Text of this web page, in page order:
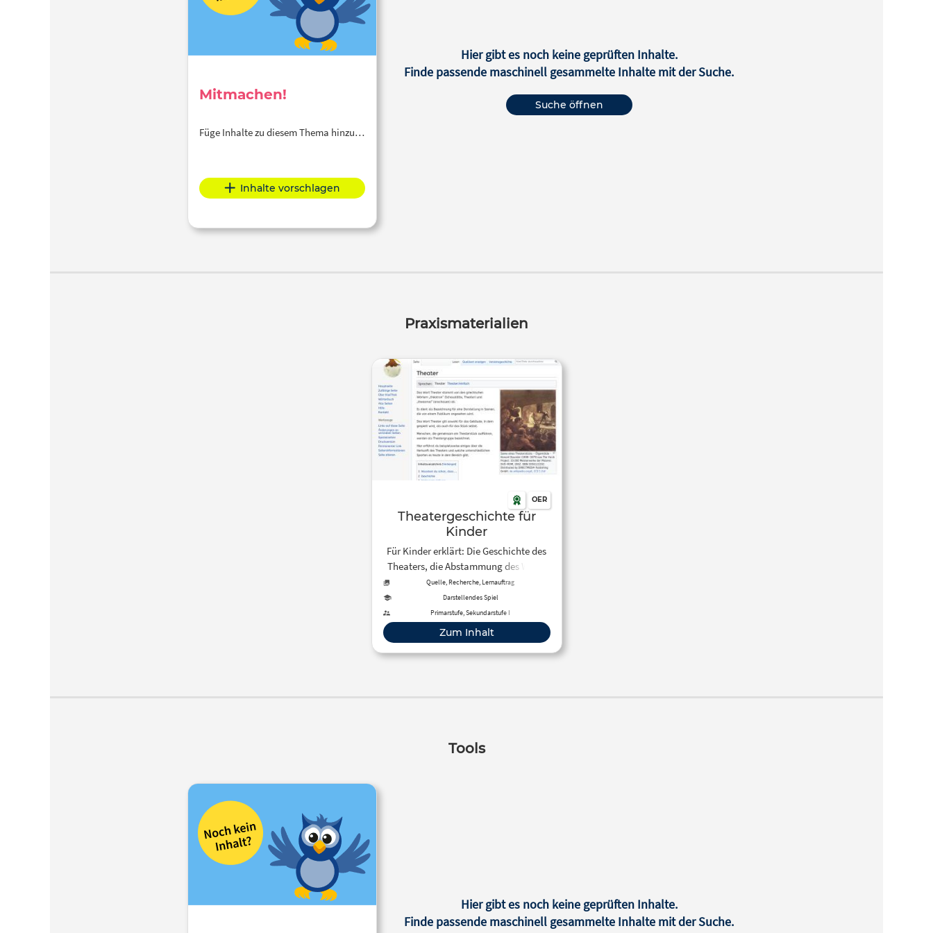
Mitmachen!
Füge Inhalte zu diesem Thema hinzu…
Inhalte vorschlagen
Hier gibt es noch keine geprüften Inhalte.
Finde passende maschinell gesammelte Inhalte mit der Suche.
Suche öffnen
Praxismaterialien
OER
Theatergeschichte für
Kinder
Für Kinder erklärt: Die Geschichte des
Theaters, die Abstammung des Worts
“Theater”, die unterschiedlichen
Theaterformen uvm.
Quelle, Recherche, Lernauftrag
Darstellendes Spiel
Primarstufe, Sekundarstufe I
Zum Inhalt
Tools
Hier gibt es noch keine geprüften Inhalte.
Finde passende maschinell gesammelte Inhalte mit der Suche.